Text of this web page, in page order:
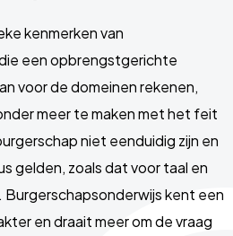
kenmerken van
een opbrengstgerichte
voor de domeinen rekenen,
meer te maken met het feit
niet eenduidig zijn en
gelden, zoals dat voor taal en
Burgerschapsonderwijs kent een
en draait meer om de vraag